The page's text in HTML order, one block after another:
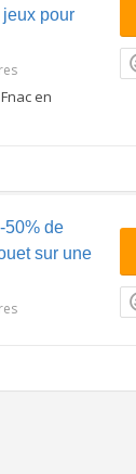
pour
en
de
sur une